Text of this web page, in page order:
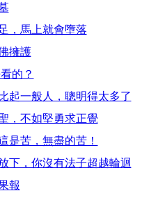
，馬上就會墮落
擁護
的？
起一般人，聰明得太多了
，不如堅勇求正覺
是苦，無盡的苦！
下，你沒有法子超越輪迴
報